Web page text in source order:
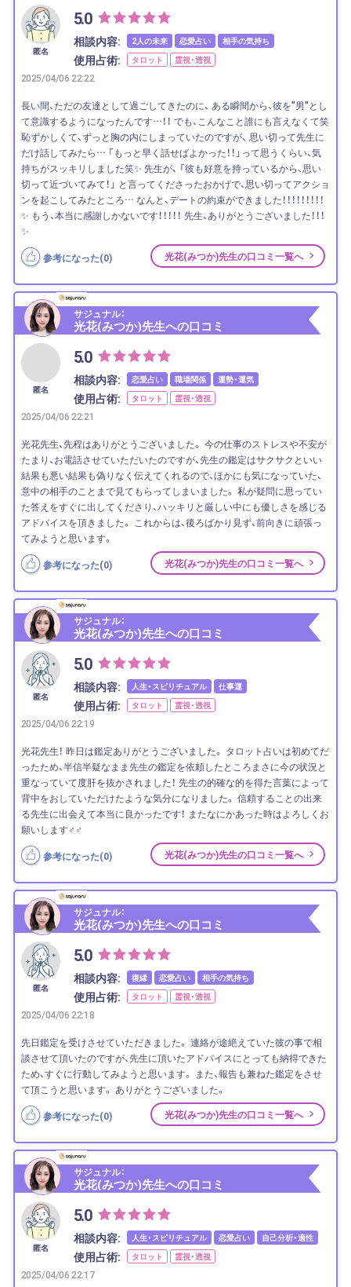
匿名
5.0
相談内容: 2人の未来 恋愛占い 相手の気持ち
使用占術: タロット 霊視・透視
2025/04/06 22:22
長い間、ただの友達として過ごしてきたのに、 ある瞬間から、彼を"男"とし
て意識するようになったんです…！！ でも、こんなこと誰にも言えなくて笑
恥ずかしくて、ずっと胸の内にしまっていたのですが、 思い切って先生に
だけ話してみたら… 「もっと早く話せばよかった！！」って思うくらい、気
持ちがスッキリしました笑✨ 先生が、 「彼も好意を持っているから、思い
切って近づいてみて！」 と言ってくださったおかげで、思い切ってアクショ
ンを起こしてみたところ… なんと、デートの約束ができました！！！！！！！！！
✨ もう、本当に感謝しかないです！！！！！ 先生、ありがとうございました！！！
✨
参考になった(0) 光花(みつか)先生の口コミ一覧へ
サジュナル：
光花(みつか)先生への口コミ
匿名
5.0
相談内容: 恋愛占い 職場関係 運勢・運気
使用占術: タロット 霊視・透視
2025/04/06 22:21
光花先生、先程はありがとうございました。 今の仕事のストレスや不安が
たまり、お電話させていただいたのですが、先生の鑑定はサクサクといい
結果も悪い結果も偽りなく伝えてくれるので、ほかにも気になっていた、
意中の相手のことまで見てもらってしまいました。 私が疑問に思ってい
た答えをすぐに出してくださり、ハッキリと厳しい中にも優しさを感じる
アドバイスを頂きました。 これからは、後ろばかり見ず、前向きに頑張っ
てみようと思います。
参考になった(0) 光花(みつか)先生の口コミ一覧へ
サジュナル：
光花(みつか)先生への口コミ
匿名
5.0
相談内容: 人生・スピリチュアル 仕事運
使用占術: タロット 霊視・透視
2025/04/06 22:19
光花先生！ 昨日は鑑定ありがとうございました。 タロット占いは初めてだ
ったため、半信半疑なまま先生の鑑定を依頼したところまさに今の状況と
重なっていて度肝を抜かされました！ 先生の的確な的を得た言葉によって
背中をおしていただけたような気分になりました。 信頼することの出来
る先生に出会えて本当に良かったです！ またなにかあった時はよろしくお
願いします‍♂️‍♂️
参考になった(0) 光花(みつか)先生の口コミ一覧へ
サジュナル：
光花(みつか)先生への口コミ
匿名
5.0
相談内容: 復縁 恋愛占い 相手の気持ち
使用占術: タロット 霊視・透視
2025/04/06 22:18
先日鑑定を受けさせていただきました。 連絡が途絶えていた彼の事で相
談させて頂いたのですが、先生に頂いたアドバイスにとっても納得できた
ため、すぐに行動してみようと思います。 また、報告も兼ねた鑑定をさせ
て頂こうと思います。 ありがとうございました。
参考になった(0) 光花(みつか)先生の口コミ一覧へ
サジュナル：
光花(みつか)先生への口コミ
匿名
5.0
相談内容: 人生・スピリチュアル 恋愛占い 自己分析・適性
使用占術: タロット 霊視・透視
2025/04/06 22:17